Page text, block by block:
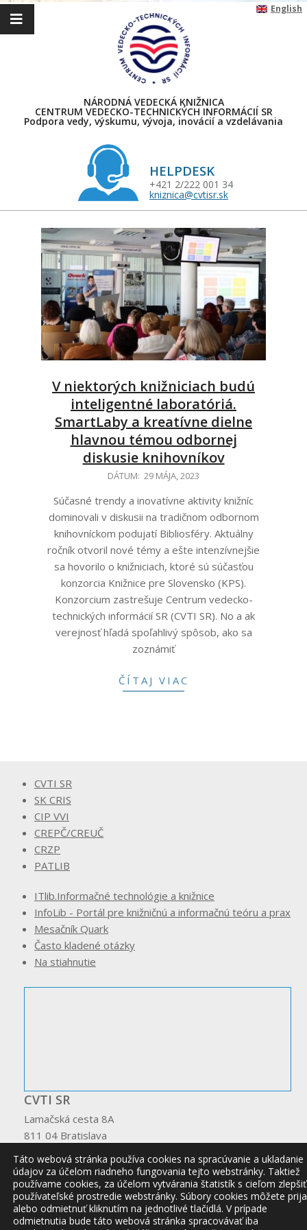
Skip
English
NÁRODNÁ VEDECKÁ KNIŽNICA
CENTRUM VEDECKO-TECHNICKÝCH INFORMÁCIÍ SR
Podpora vedy, výskumu, vývoja, inovácií a vzdelávania
HELPDESK
+421 2/222 001 34
kniznica@cvtisr.sk
Navigation
V niektorých knižniciach budú
inteligentné laboratóriá.
SmartLaby a kreatívne dielne
hlavnou témou odbornej
diskusie knihovníkov
DÁTUM: 29 MÁJA, 2023
Súčasné trendy a inovatívne aktivity knižníc
dominovali v diskusii na tradičnom odbornom
knihovníckom podujatí Bibliosféry. Aktuálny
ročník otvoril nové témy a ešte intenzívnejšie
sa hovorilo o knižniciach, ktoré sú súčasťou
konzorcia Knižnice pre Slovensko (KPS).
Konzorcium zastrešuje Centrum vedecko-
technických informácií SR (CVTI SR). No a ak
verejnosť hľadá spoľahlivý spôsob, ako sa
zoznámiť
ČÍTAJ VIAC
CVTI SR
SK CRIS
CIP VVI
CREPČ/CREUČ
CRZP
PATLIB
ITlib.Informačné technológie a knižnice
InfoLib - Portál pre knižničnú a informačnú teóru a prax
Mesačník Quark
Často kladené otázky
Na stiahnutie
CVTI SR
Lamačská cesta 8A
811 04 Bratislava
Táto webová stránka používa cookies na spracúvanie a ukladanie
údajov za účelom riadneho fungovania tejto webstránky. Taktiež
používame cookies, za účelom vytvárania štatistík s cieľom zlepšiť
používateľské prostredie webstránky. Súbory cookies môžete
alebo odmietnuť kliknutím na jednotlivé tlačidlá. V prípade
odmietnutia bude táto webová stránka spracovávať iba